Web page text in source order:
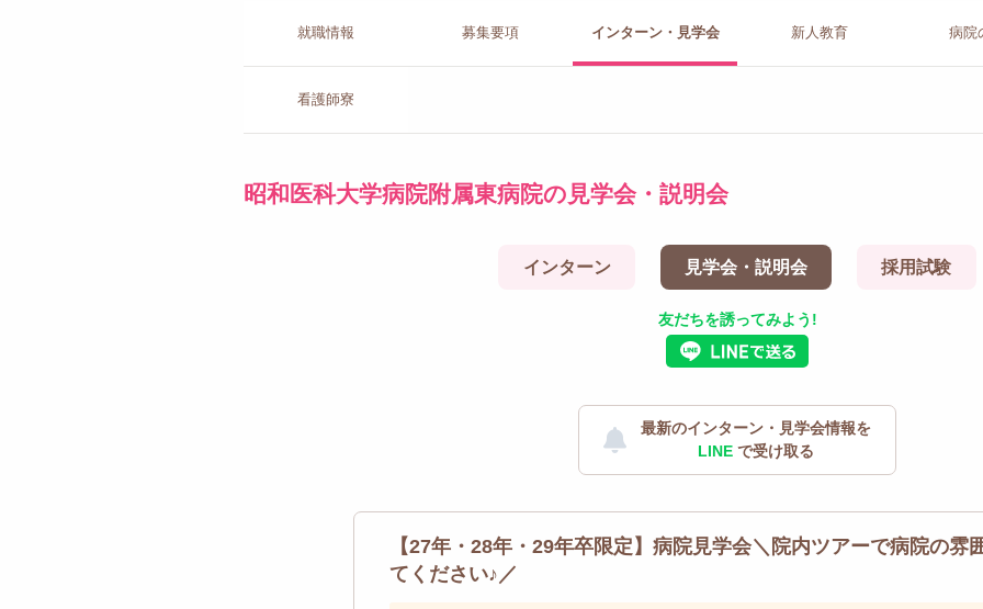
就職情報 募集要項 インターン・見学会 新人教育 病院
看護師寮
昭和医科大学病院附属東病院の見学会・説明会
インターン 見学会・説明会 採用試験
友だちを誘ってみよう!
最新のインターン・見学会情報を
LINE で受け取る
【27年・28年・29年卒限定】病院見学会＼院内ツアーで病院の雰
てください♪／